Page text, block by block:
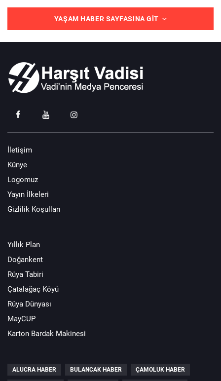
YAŞAM HABER SAYFASINA GIT
İletişim
Künye
Logomuz
Yayın İlkeleri
Gizlilik Koşulları
Yıllık Plan
Doğankent
Rüya Tabiri
Çatalağaç Köyü
Rüya Dünyası
MayCUP
Karton Bardak Makinesi
ALUCRA HABER BULANCAK HABER ÇAMOLUK HABER